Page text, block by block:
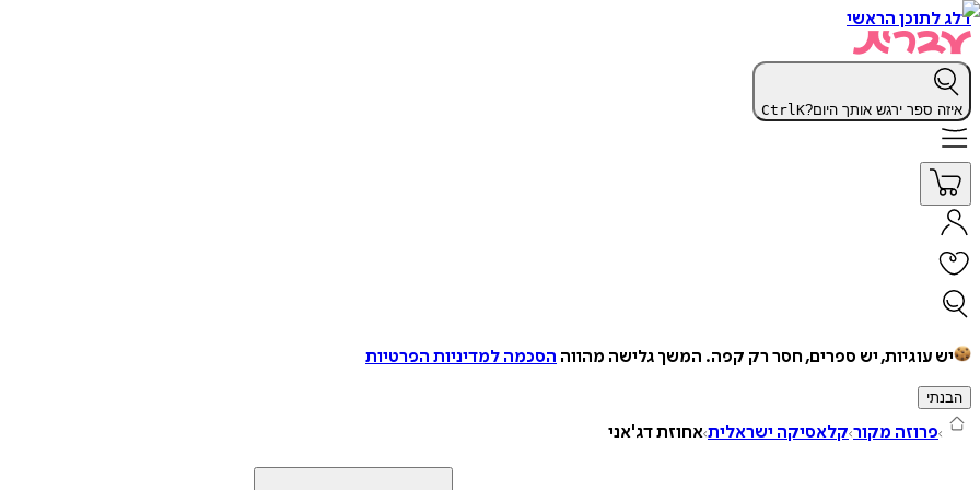
דלג לתוכן הראשי
איזה ספר ירגש אותך היום? CtrlK
יש עוגיות, יש ספרים, חסר רק קפה. המשך גלישה מהווה הסכמה למדיניות הפרטיות
הבנתי
פרוזה מקור קלאסיקה ישראלית אחוזת דג'אני